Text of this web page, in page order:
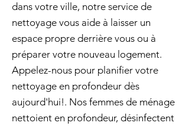
dans votre ville, notre service de
nettoyage vous aide à laisser un
espace propre derrière vous ou à
préparer votre nouveau logement.
Appelez-nous pour planifier votre
nettoyage en profondeur dès
aujourd'hui!. Nos femmes de ménage
nettoient en profondeur, désinfectent